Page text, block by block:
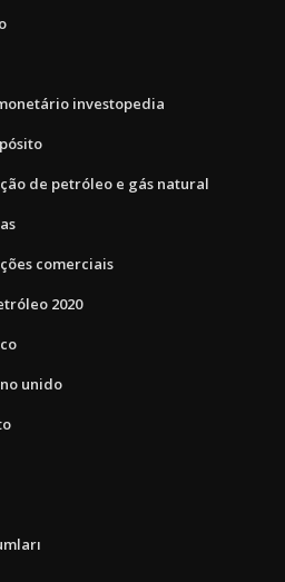
investopedia
de petróleo e gás natural
comerciais
2020
unido